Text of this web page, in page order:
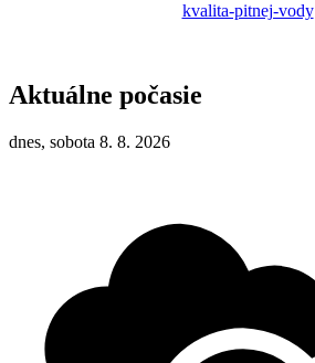
kvalita-pitnej-vody
Aktuálne počasie
dnes, sobota 8. 8. 2026